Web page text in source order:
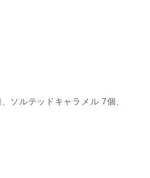
ソルテッドキャラメル 7個、